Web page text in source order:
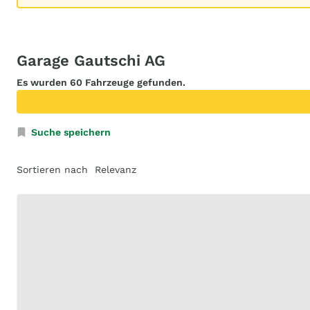
Garage Gautschi AG
Es wurden 60 Fahrzeuge gefunden.
Suche speichern
Sortieren nach